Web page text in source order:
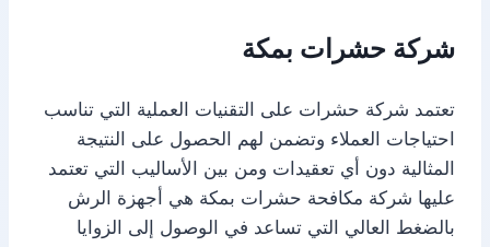
شركة حشرات بمكة
تعتمد شركة حشرات على التقنيات العملية التي تناسب
احتياجات العملاء وتضمن لهم الحصول على النتيجة
المثالية دون أي تعقيدات ومن بين الأساليب التي تعتمد
عليها شركة مكافحة حشرات بمكة هي أجهزة الرش
بالضغط العالي التي تساعد في الوصول إلى الزوايا